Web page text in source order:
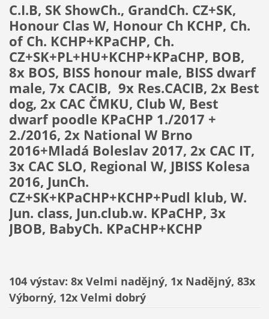
C.I.B, SK ShowCh., GrandCh. CZ+SK,
Honour Clas W, Honour Ch KCHP, Ch.
of Ch. KCHP+KPaCHP, Ch.
CZ+SK+PL+HU+KCHP+KPaCHP, BOB,
8x BOS, BISS honour male, BISS dwarf
male, 7x CACIB, 9x Res.CACIB, 2x Best
dog, 2x CAC ČMKU, Club W, Best
dwarf poodle KPaCHP 1./2017 +
2./2016, 2x National W Brno
2016+Mladá Boleslav 2017, 2x CAC IT,
3x CAC SLO, Regional W, JBISS Kolesa
2016, JunCh.
CZ+SK+KPaCHP+KCHP+Pudl klub, W.
Jun. class, Jun.club.w. KPaCHP, 3x
JBOB, BabyCh. KPaCHP+KCHP
104 výstav: 8x Velmi nadějný, 1x Nadějný, 83x
Výborný, 12x Velmi dobrý